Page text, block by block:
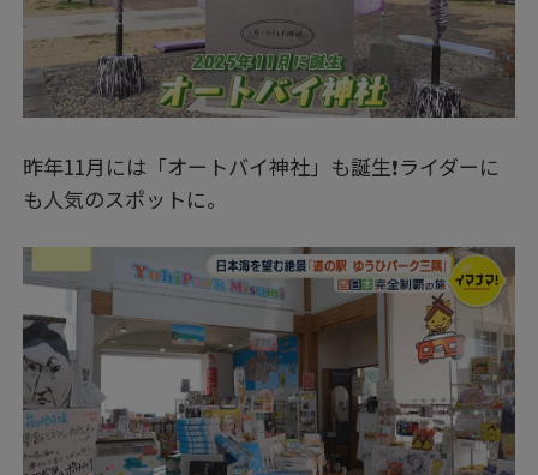
昨年11月には「オートバイ神社」も誕生❗ライダーに
も人気のスポットに。